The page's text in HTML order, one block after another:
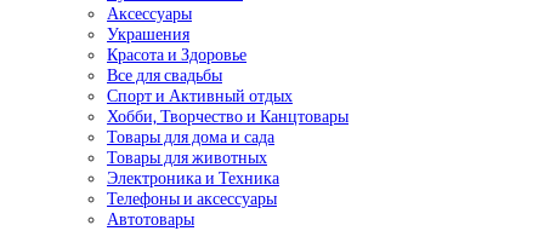
Аксессуары
Украшения
Красота и Здоровье
Все для свадьбы
Спорт и Активный отдых
Хобби, Творчество и Канцтовары
Товары для дома и сада
Товары для животных
Электроника и Техника
Телефоны и аксессуары
Автотовары